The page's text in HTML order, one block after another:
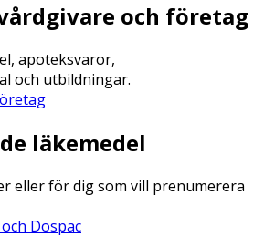
och företag
apoteksvaror,
och utbildningar.
läkemedel
eller för dig som vill prenumerera
Dospac